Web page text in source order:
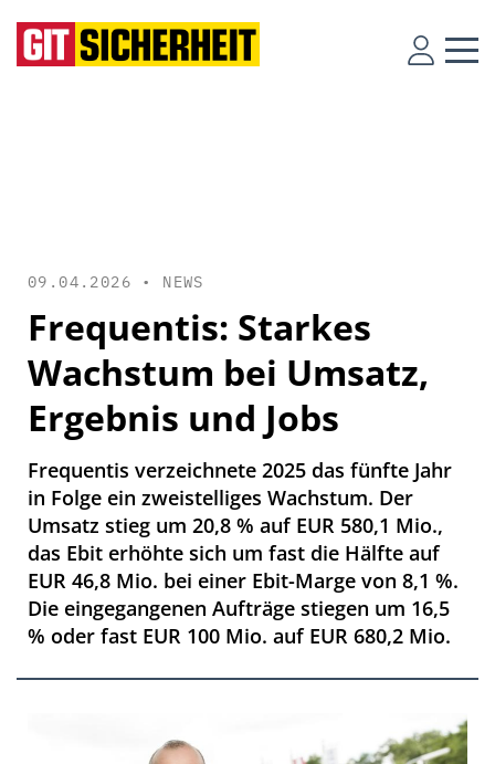
09.04.2026 • NEWS
Frequentis: Starkes
Wachstum bei Umsatz,
Ergebnis und Jobs
Frequentis verzeichnete 2025 das fünfte Jahr
in Folge ein zweistelliges Wachstum. Der
Umsatz stieg um 20,8 % auf EUR 580,1 Mio.,
das Ebit erhöhte sich um fast die Hälfte auf
EUR 46,8 Mio. bei einer Ebit-Marge von 8,1 %.
Die eingegangenen Aufträge stiegen um 16,5
% oder fast EUR 100 Mio. auf EUR 680,2 Mio.